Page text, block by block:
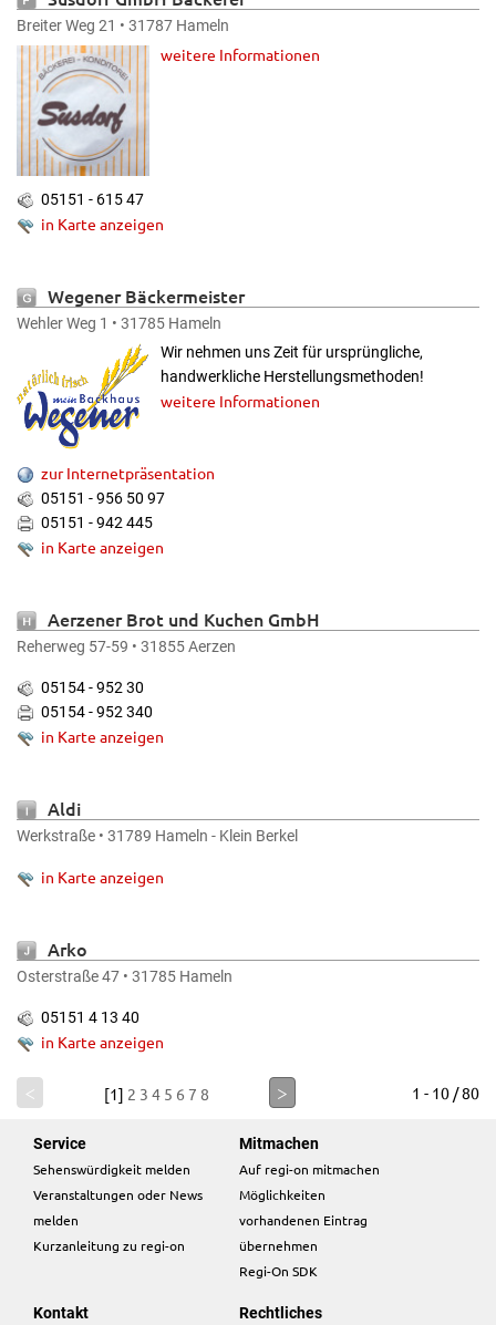
Breiter Weg 21 • 31787 Hameln
weitere Informationen
05151 - 615 47
in Karte anzeigen
Wegener Bäckermeister
Wehler Weg 1 • 31785 Hameln
Wir nehmen uns Zeit für ursprüngliche,
handwerkliche Herstellungsmethoden!
weitere Informationen
zur Internetpräsentation
05151 - 956 50 97
05151 - 942 445
in Karte anzeigen
Aerzener Brot und Kuchen GmbH
Reherweg 57-59 • 31855 Aerzen
05154 - 952 30
05154 - 952 340
in Karte anzeigen
Aldi
Werkstraße • 31789 Hameln - Klein Berkel
in Karte anzeigen
Arko
Osterstraße 47 • 31785 Hameln
05151 4 13 40
in Karte anzeigen
< [1] 2 3 4 5 6 7 8 > 1 - 10 / 80
Service
Sehenswürdigkeit melden
Veranstaltungen oder News
melden
Kurzanleitung zu regi-on
Mitmachen
Auf regi-on mitmachen
Möglichkeiten
vorhandenen Eintrag
übernehmen
Regi-On SDK
Kontakt Rechtliches